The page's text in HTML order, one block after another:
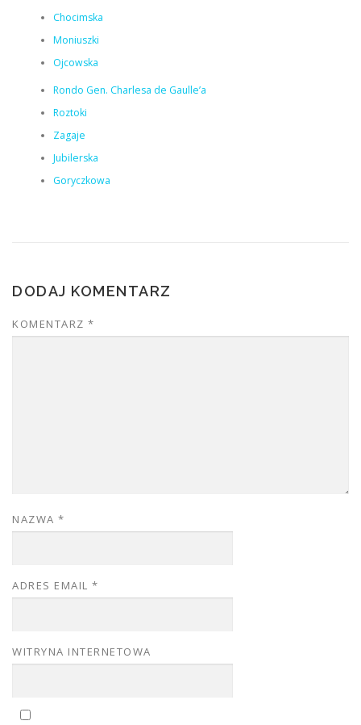
Chocimska
Moniuszki
Ojcowska
Rondo Gen. Charlesa de Gaulle’a
Roztoki
Zagaje
Jubilerska
Goryczkowa
DODAJ KOMENTARZ
KOMENTARZ *
NAZWA *
ADRES EMAIL *
WITRYNA INTERNETOWA